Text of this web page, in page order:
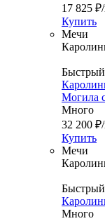
17 825 ₽
Купить
Мечи
Могила
Много
32 200 ₽
Купить
Мечи
Много